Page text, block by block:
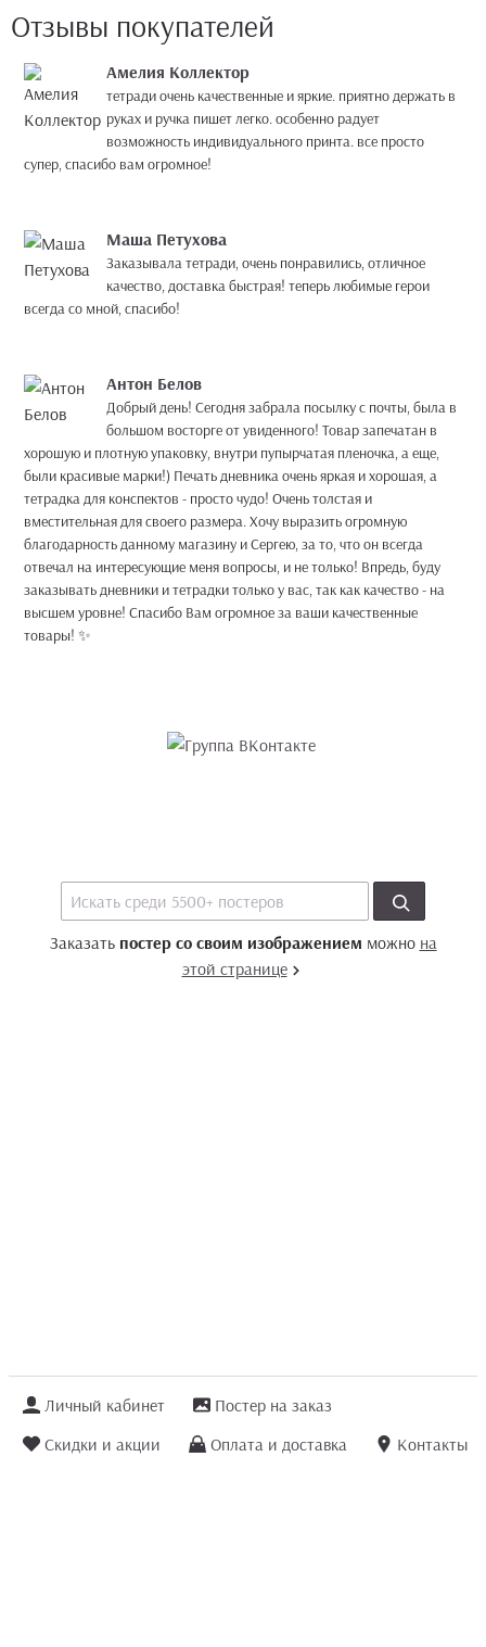
Отзывы покупателей
Амелия Коллектор
тетради очень качественные и яркие. приятно держать в
руках и ручка пишет легко. особенно радует
возможность индивидуального принта. все просто
супер, спасибо вам огромное!
Маша Петухова
Заказывала тетради, очень понравились, отличное
качество, доставка быстрая! теперь любимые герои
всегда со мной, спасибо!
Антон Белов
Добрый день! Сегодня забрала посылку с почты, была в
большом восторге от увиденного! Товар запечатан в
хорошую и плотную упаковку, внутри пупырчатая пленочка, а еще,
были красивые марки!) Печать дневника очень яркая и хорошая, а
тетрадка для конспектов - просто чудо! Очень толстая и
вместительная для своего размера. Хочу выразить огромную
благодарность данному магазину и Сергею, за то, что он всегда
отвечал на интересующие меня вопросы, и не только! Впредь, буду
заказывать дневники и тетрадки только у вас, так как качество - на
высшем уровне! Спасибо Вам огромное за ваши качественные
товары! ✨
Заказать постер со своим изображением можно на
этой странице
Личный кабинет
Постер на заказ
Скидки и акции
Оплата и доставка
Контакты